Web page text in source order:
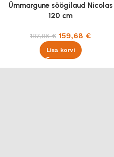
Ümmargune söögilaud Nicolas
120 cm
187,86€ 159,68 €
Lisa korvi